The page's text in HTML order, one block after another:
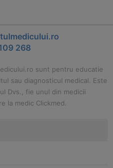
268
sunt pentru educatie
sau diagnosticul medical. Este
Dvs., fie unul din medicii
la medic Clickmed.